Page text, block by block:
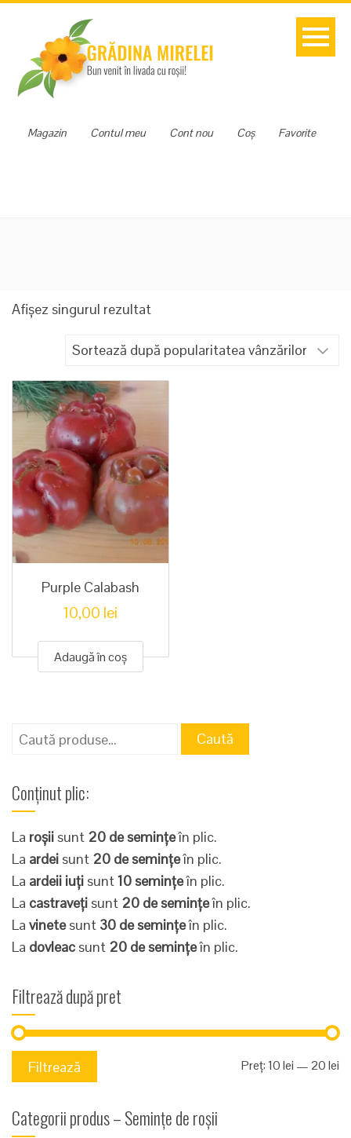
Favorite
Coș
Cont nou
Contul meu
Magazin
Afișez singurul rezultat
Purple Calabash
10,00 lei
Adaugă în coș
Caută
Caută
Conținut plic:
La roșii sunt 20 de semințeîn plic.
La ardei sunt 20 de semințeîn plic.
La ardeii iuți sunt10 semințeîn plic.
La castraveți sunt 20 de semințeîn plic.
La vinetesunt 30 de semințeîn plic.
La dovleac sunt 20 de semințeîn plic.
Filtrează după pret
Filtrează Preț:10 lei — 20 lei
Categorii produs – Semințe de roșii